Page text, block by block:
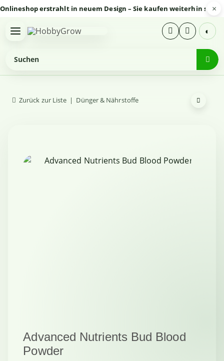
erstrahlt in neuem Design – Sie kaufen weiterhin sicher ×
◐
Zurück zur Liste Dünger & Nährstoffe
Advanced Nutrients Bud Blood
Powder